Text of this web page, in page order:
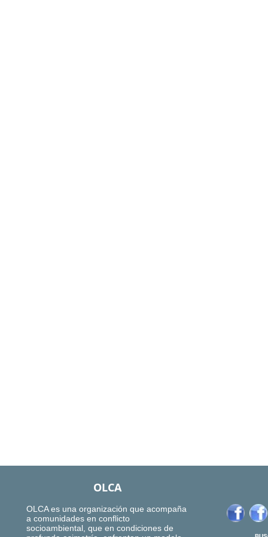
OLCA
OLCA es una organización que acompaña
a comunidades en conflicto
socioambiental, que en condiciones de